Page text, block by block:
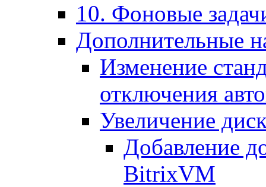
10. Фоновые
Дополнительные
Изменение
отключения
Увеличение
Добавление
BitrixVM